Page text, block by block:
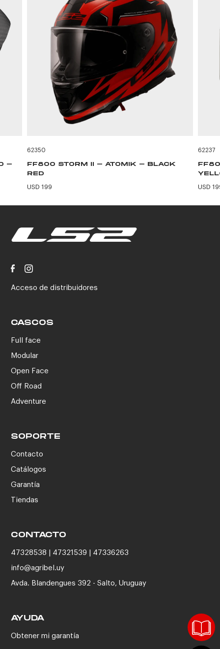
-
62350
FF800 STORM II - ATOMIK - BLACK
RED
USD 199
62237
USD
Acceso de distribuidores
CASCOS
Full face
Modular
Open Face
Off Road
Adventure
SOPORTE
Contacto
Catálogos
Garantía
Tiendas
CONTACTO
47328538 | 47321539 | 47336263
info@agribel.uy
Avda. Blandengues 392 - Salto, Uruguay
AYUDA
Obtener mi garantía